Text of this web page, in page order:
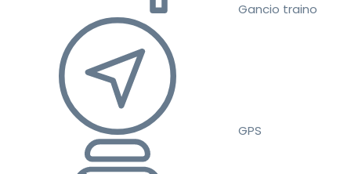
Gancio traino
GPS